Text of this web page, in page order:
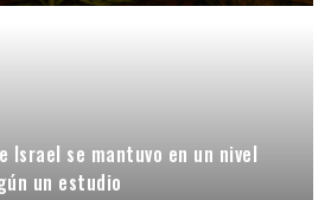
Israel se mantuvo en un nivel
un estudio